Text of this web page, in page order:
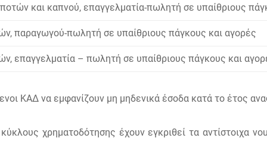
και καπνού, επαγγελµατία-πωλητή σε υπαίθριους
παραγωγού-πωλητή σε υπαίθριους πάγκους και αγορές
επαγγελµατία – πωλητή σε υπαίθριους πάγκους και
ΚΑΔ να εμφανίζουν μη μηδενικά έσοδα κατά το έτος
χρηματοδότησης έχουν εγκριθεί τα αντίστοιχα